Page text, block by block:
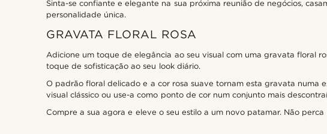
Sinta-se confiante e elegante na sua próxima reunião de negócios,
personalidade única.
GRAVATA FLORAL ROSA
Adicione um toque de elegância ao seu visual com uma gravata floral
toque de sofisticação ao seu look diário.
O padrão floral delicado e a cor rosa suave tornam esta gravata
visual clássico ou use-a como ponto de cor num conjunto mais
Compre a sua agora e eleve o seu estilo a um novo patamar. Não